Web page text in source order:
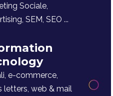
Sociale,
SEM, SEO ...
e-commerce,
letters, web & mail